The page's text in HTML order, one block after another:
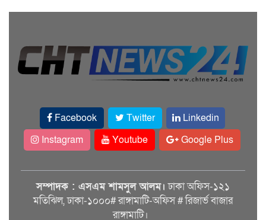
Facebook Twitter
Linkedin
Instagram
Youtube Google Plus
সম্পাদক : এসএম শামসুল আলম। ঢাকা অফিস-১২১
মতিঝিল, ঢাকা-১০০০# রাঙ্গামাটি-অফিস # রিজার্ভ বাজার
রাঙ্গামাটি।